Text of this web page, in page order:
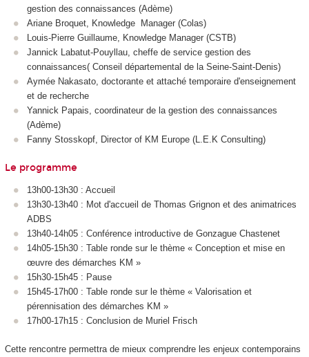
gestion des connaissances (Adème)
Ariane Broquet, Knowledge Manager (Colas)
Louis-Pierre Guillaume, Knowledge Manager (CSTB)
Jannick Labatut-Pouyllau, cheffe de service gestion des
connaissances( Conseil départemental de la Seine-Saint-Denis)
Aymée Nakasato, doctorante et attaché temporaire d'enseignement
et de recherche
Yannick Papais, coordinateur de la gestion des connaissances
(Adème)
Fanny Stosskopf, Director of KM Europe (L.E.K Consulting)
Le programme
13h00-13h30 : Accueil
13h30-13h40 : Mot d'accueil de Thomas Grignon et des animatrices
ADBS
13h40-14h05 : Conférence introductive de Gonzague Chastenet
14h05-15h30 : Table ronde sur le thème « Conception et mise en
œuvre des démarches KM »
15h30-15h45 : Pause
15h45-17h00 : Table ronde sur le thème « Valorisation et
pérennisation des démarches KM »
17h00-17h15 : Conclusion de Muriel Frisch
Cette rencontre permettra de mieux comprendre les enjeux contemporains